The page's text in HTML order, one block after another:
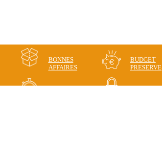
BONNES
AFFAIRES
BUDGET
PRESERVE